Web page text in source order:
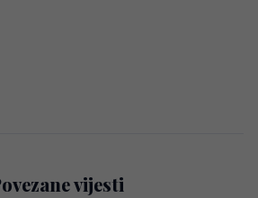
vijesti